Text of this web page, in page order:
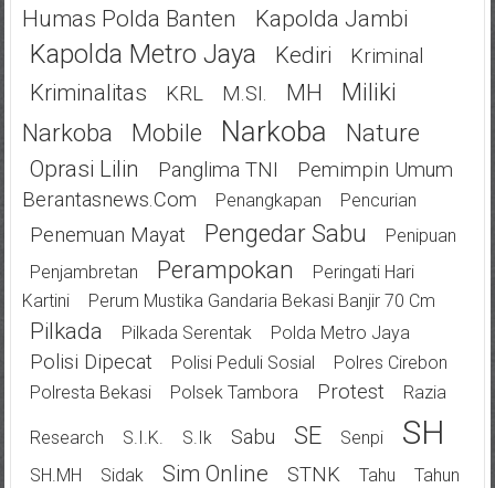
Humas Polda Banten
Kapolda Jambi
Kapolda Metro Jaya Kediri Kriminal
Kriminalitas KRL M.SI. MH
Miliki
Narkoba
Mobile Narkoba Nature
Oprasi Lilin Panglima TNI
Pemimpin Umum
Berantasnews.com
Penangkapan Pencurian
Penemuan Mayat Pengedar Sabu
Penipuan
Penjambretan
Perampokan
Peringati Hari
Kartini
Perum Mustika Gandaria Bekasi Banjir 70 Cm
Pilkada Pilkada Serentak Polda Metro Jaya
Polisi Dipecat Polisi Peduli Sosial
Polres Cirebon
Polresta Bekasi
Polsek Tambora Protest Razia
Research S.I.K. S.Ik Sabu SE Senpi SH
SH.MH Sidak Sim Online STNK Tahu
Tahun